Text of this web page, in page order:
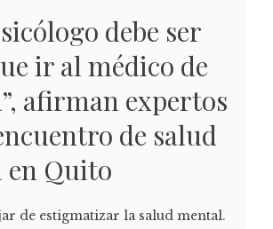
debe ser
ir al médico de
afirman expertos
de salud
Quito
de estigmatizar la salud mental.